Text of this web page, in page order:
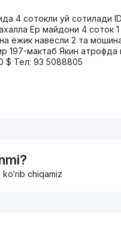
4 сотокли уй сотилади
Ер майдони 4 соток 1
ёжик навесли 2 та
197-мактаб Якин
$ Тел: 93 5088805
chiqamiz